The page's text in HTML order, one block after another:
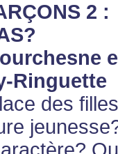
2 :
Ringuette
des filles